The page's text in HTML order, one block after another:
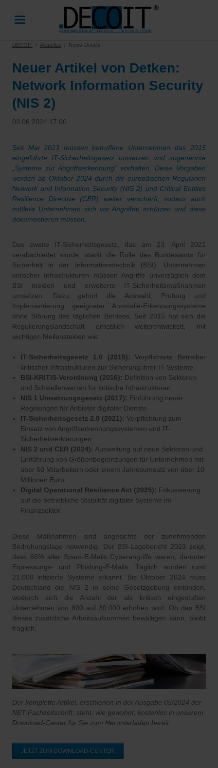
DECOIT Aktuelles News-Details
Neuer Artikel von Detken:
Network Information Security
(NIS 2)
03.06.2024 17:00
Seit Mai 2023 müssen betroffene Unternehmen das 2015
eingeführte IT-Sicherheitsgesetz umsetzen und sogenannte
„Systeme zur Angriffserkennung“ vorhalten. Diese Vorgaben
werden ab Oktober 2024 durch die europäischen Regularien
Network and Information Security (NIS 2) und Critical Entities
Resilience Directive (CER) weiter verschärft, sodass auch
mittlere Unternehmen sich vor Angriffen schützen und diese
dokumentieren müssen.
Das zweite IT-Sicherheitsgesetz, das am 23. April 2021
verabschiedet wurde, stärkt die Rolle des Bundesamts für
Sicherheit in der Informationstechnik (BSI). Unternehmen
kritischer Infrastrukturen müssen Angriffe unverzüglich dem
BSI melden und erweiterte IT-Sicherheitsmaßnahmen
umsetzen. Dazu gehört die Auswahl, Prüfung und
Implementierung geeigneter Anomalie-Erkennungssysteme
ohne Störung des täglichen Betriebs. Seit 2015 hat sich die
Regulierungslandschaft erheblich weiterentwickelt, mit
wichtigen Meilensteinen wie:
IT-Sicherheitsgesetz 1.0 (2015):
Verpflichtete Betreiber
kritischer Infrastrukturen zur Sicherung ihrer IT-Systeme.
BSI-KRITIS-Verordnung (2016): Definition von Sektoren
und Schwellenwerten für kritische Infrastrukturen.
NIS 1 Umsetzungsgesetz (2017): Einführung neuer
Regelungen für Anbieter digitaler Dienste.
IT-Sicherheitsgesetz 2.0 (2021): Verpflichtung zum
Einsatz von Angriffserkennungssystemen und IT-
Sicherheitserklärungen.
NIS 2 und CER (2024): Ausweitung auf neue Sektoren und
Einführung von Größenbegrenzungen für Unternehmen mit
über 50 Mitarbeitern oder einem Jahresumsatz von über 10
Millionen Euro.
Digital Operational Resilience Act (2025): Fokussierung
auf die betriebliche Stabilität digitaler Systeme im
Finanzsektor.
Diese Maßnahmen sind angesichts der zunehmenden
Bedrohungslage notwendig. Der BSI-Lagebericht 2023 zeigt,
dass 66% aller Spam-E-Mails Cyberangriffe waren, darunter
Erpressungs- und Phishing-E-Mails. Täglich wurden rund
21.000 infizierte Systeme erkannt. Bis Oktober 2024 muss
Deutschland die NIS 2 in seine Gesetzgebung einbinden,
wodurch sich die Anzahl der als kritisch eingestuften
Unternehmen von 800 auf 30.000 erhöhen wird. Ob das BSI
dieses zusätzliche Arbeitsaufkommen bewältigen kann, bleibt
fraglich.
Der komplette Artikel, erschienen in der Ausgabe 05/2024 der
NET-Fachzeitschrift, steht, wie gewohnt, kostenlos in unserem
Download-Center für Sie zum Herunterladen bereit.
JETZT ZUM DOWNLOAD-CENTER